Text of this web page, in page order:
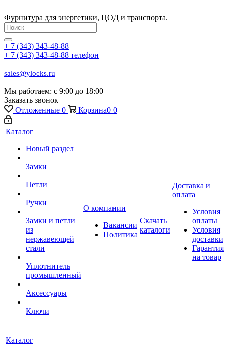
Фурнитура для энергетики, ЦОД и транспорта.
+ 7 (343) 343-48-88
+ 7 (343) 343-48-88 телефон
sales@ylocks.ru
Мы работаем: с 9:00 до 18:00
Заказать звонок
Отложенные 0 Корзина0 0
Каталог
Новый раздел
Замки
Петли
Ручки
Замки и петли
из
нержавеющей
стали
Уплотнитель
промышленный
Аксессуары
Ключи
О компании
Вакансии
Политика
Скачать
каталоги
Доставка и
оплата
Условия
оплаты
Условия
доставки
Гарантия
на товар
Каталог